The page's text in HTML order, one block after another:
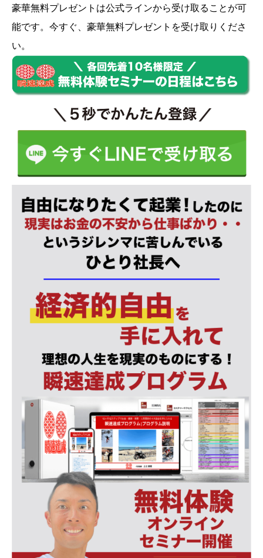
豪華無料プレゼントは公式ラインから受け取ることが可
能です。今すぐ、豪華無料プレゼントを受け取りくださ
い。